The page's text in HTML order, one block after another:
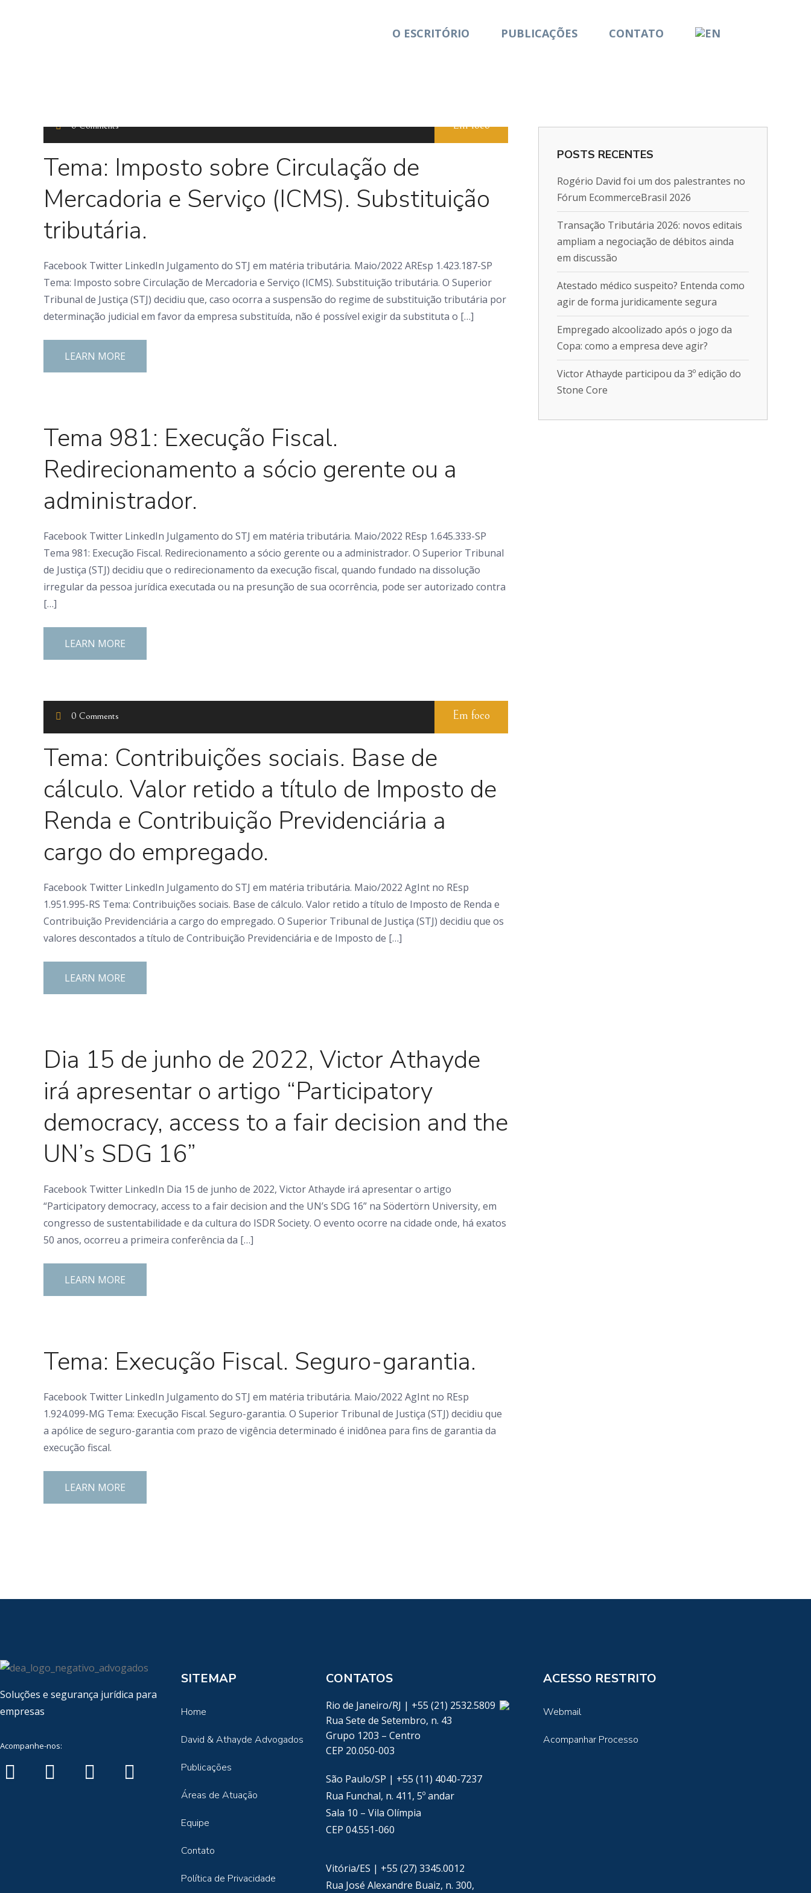
O ESCRITÓRIO PUBLICAÇÕES CONTATO
Em foco
0 Comments
Tema: Imposto sobre Circulação de
Mercadoria e Serviço (ICMS). Substituição
tributária.
Facebook Twitter LinkedIn Julgamento do STJ em matéria tributária. Maio/2022 AREsp 1.423.187-SP
Tema: Imposto sobre Circulação de Mercadoria e Serviço (ICMS). Substituição tributária. O Superior
Tribunal de Justiça (STJ) decidiu que, caso ocorra a suspensão do regime de substituição tributária por
determinação judicial em favor da empresa substituída, não é possível exigir da substituta o […]
LEARN MORE
Tema 981: Execução Fiscal.
Redirecionamento a sócio gerente ou a
administrador.
Facebook Twitter LinkedIn Julgamento do STJ em matéria tributária. Maio/2022 REsp 1.645.333-SP
Tema 981: Execução Fiscal. Redirecionamento a sócio gerente ou a administrador. O Superior Tribunal
de Justiça (STJ) decidiu que o redirecionamento da execução fiscal, quando fundado na dissolução
irregular da pessoa jurídica executada ou na presunção de sua ocorrência, pode ser autorizado contra
[…]
LEARN MORE
Em foco
0 Comments
Tema: Contribuições sociais. Base de
cálculo. Valor retido a título de Imposto de
Renda e Contribuição Previdenciária a
cargo do empregado.
Facebook Twitter LinkedIn Julgamento do STJ em matéria tributária. Maio/2022 AgInt no REsp
1.951.995-RS Tema: Contribuições sociais. Base de cálculo. Valor retido a título de Imposto de Renda e
Contribuição Previdenciária a cargo do empregado. O Superior Tribunal de Justiça (STJ) decidiu que os
valores descontados a título de Contribuição Previdenciária e de Imposto de […]
LEARN MORE
Dia 15 de junho de 2022, Victor Athayde
irá apresentar o artigo “Participatory
democracy, access to a fair decision and the
UN’s SDG 16”
Facebook Twitter LinkedIn Dia 15 de junho de 2022, Victor Athayde irá apresentar o artigo
“Participatory democracy, access to a fair decision and the UN’s SDG 16” na Södertörn University, em
congresso de sustentabilidade e da cultura do ISDR Society. O evento ocorre na cidade onde, há exatos
50 anos, ocorreu a primeira conferência da […]
LEARN MORE
Tema: Execução Fiscal. Seguro-garantia.
Facebook Twitter LinkedIn Julgamento do STJ em matéria tributária. Maio/2022 AgInt no REsp
1.924.099-MG Tema: Execução Fiscal. Seguro-garantia. O Superior Tribunal de Justiça (STJ) decidiu que
a apólice de seguro-garantia com prazo de vigência determinado é inidônea para fins de garantia da
execução fiscal.
LEARN MORE
POSTS RECENTES
Rogério David foi um dos palestrantes no
Fórum EcommerceBrasil 2026
Transação Tributária 2026: novos editais
ampliam a negociação de débitos ainda
em discussão
Atestado médico suspeito? Entenda como
agir de forma juridicamente segura
Empregado alcoolizado após o jogo da
Copa: como a empresa deve agir?
Victor Athayde participou da 3º edição do
Stone Core
Soluções e segurança jurídica para
empresas
Acompanhe-nos:
SITEMAP
Home
David & Athayde Advogados
Publicações
Áreas de Atuação
Equipe
Contato
Política de Privacidade
CONTATOS
Rio de Janeiro/RJ | +55 (21) 2532.5809
Rua Sete de Setembro, n. 43
Grupo 1203 – Centro
CEP 20.050-003
São Paulo/SP | +55 (11) 4040-7237
Rua Funchal, n. 411, 5º andar
Sala 10 – Vila Olímpia
CEP 04.551-060
Vitória/ES | +55 (27) 3345.0012
Rua José Alexandre Buaiz, n. 300,
ACESSO RESTRITO
Webmail
Acompanhar Processo